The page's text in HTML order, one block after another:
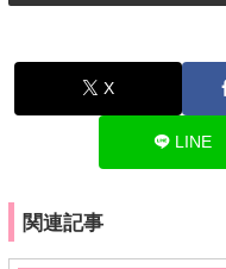
X
LINE
関連記事